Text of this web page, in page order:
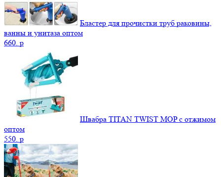
Бластер для прочистки труб раковины,
ванны и унитаза оптом
660. p
Швабра TITAN TWIST MOP с отжимом
оптом
550. p